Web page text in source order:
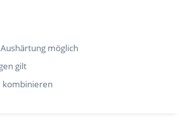
möglich
gilt
kombinieren